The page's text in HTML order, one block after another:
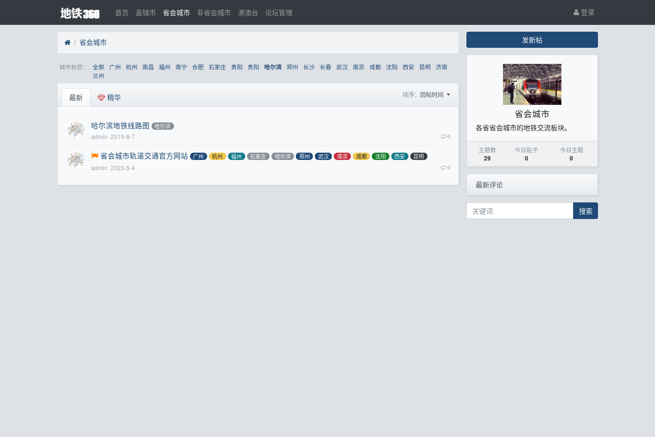
首页 直辖市 省会城市 非省会城市 港澳台 论坛管理 登录
省会城市
城市标签： 全部 广州 杭州 南昌 福州 南宁 合肥 石家庄 贵阳 贵阳 哈尔滨 郑州 长沙 长春 武汉 南京 成都 沈阳 西安 昆明
济南
兰州
最新 精华 排序： 回帖时间
哈尔滨地铁线路图 哈尔滨
admin 2019-8-7 0
省会城市轨道交通官方网站 广州 杭州 福州 石家庄 哈尔滨 郑州 武汉 南京 成都 沈阳 西安 昆明
admin 2023-5-4 0
发新帖
省会城市
各省省会城市的地铁交流板块。
主题数
29
今日贴子
0
今日主题
0
最新评论
搜索